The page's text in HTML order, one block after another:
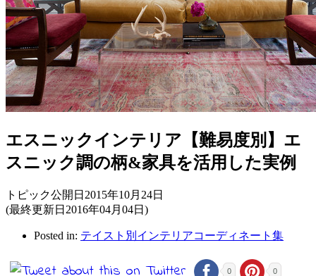
エスニックインテリア【難易度別】エ
スニック調の柄&家具を活用した実例
トピック公開日2015年10月24日
(最終更新日2016年04月04日)
Posted in: テイスト別インテリアコーディネート集
0 0